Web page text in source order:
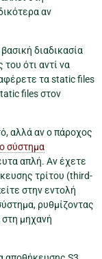
αν
διαδικασία
ότι αντί να
τα static files
files στον
αλλά αν ο πάροχος
σύστημα
απλή. Αν έχετε
τρίτου (third-
στην εντολή
ρυθμίζοντας
στη μηχανή